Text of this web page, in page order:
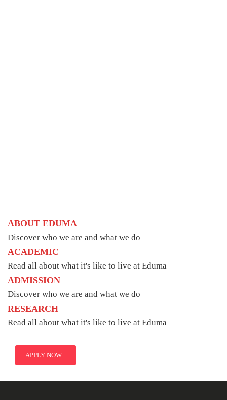
ABOUT EDUMA
Discover who we are and what we do
ACADEMIC
Read all about what it's like to live at Eduma
ADMISSION
Discover who we are and what we do
RESEARCH
Read all about what it's like to live at Eduma
APPLY NOW